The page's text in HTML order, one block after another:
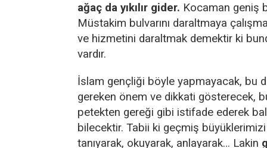
ağaç da yıkılır gider. Kocaman geniş
Müstakim bulvarını daraltmaya
ve hizmetini daraltmak demektir ki
vardır.
İslam gençliği böyle yapmayacak, bu
gereken önem ve dikkati gösterecek,
petekten gereği gibi istifade ederek
bilecektir. Tabii ki geçmiş
tanıyarak, okuyarak, anlayarak… Lakin